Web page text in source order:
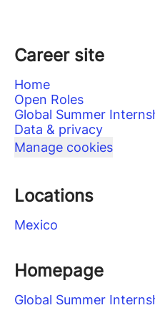
Career site
Home
Open Roles
Global Summer
Data & privacy
Manage cookies
Locations
Mexico
Homepage
Global Summer